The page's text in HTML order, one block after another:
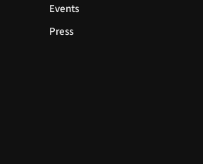
Events
Press